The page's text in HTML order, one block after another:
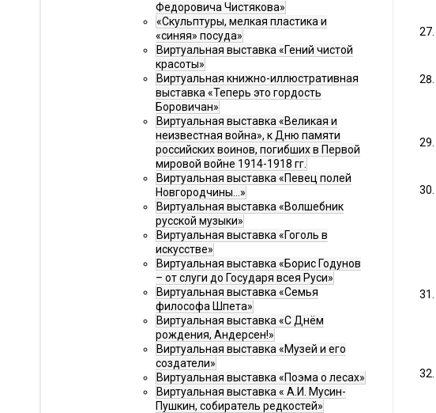
Федоровича Чистякова»
«Скульптуры, мелкая пластика и
«синяя» посуда»
Виртуальная выставка «Гений чистой
красоты»
Виртуальная книжно-иллюстративная
выставка «Теперь это гордость
Боровичан»
Виртуальная выставка «Великая и
неизвестная война», к Дню памяти
российских воинов, погибших в Первой
мировой войне 1914-1918 гг.
Виртуальная выставка «Певец полей
Новгородчины…»
Виртуальная выставка «Волшебник
русской музыки»
Виртуальная выставка «Гоголь в
искусстве»
Виртуальная выставка «Борис Годунов
– от слуги до Государя всея Руси»
Виртуальная выставка «Семья
философа Шпета»
Виртуальная выставка «С Днём
рождения, Андерсен!»
Виртуальная выставка «Музей и его
создатели»
Виртуальная выставка «Поэма о лесах»
Виртуальная выставка « А.И. Мусин-
Пушкин, собиратель редкостей»